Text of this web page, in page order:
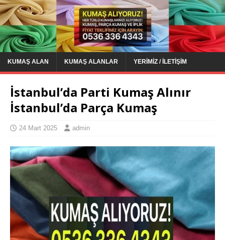
KUMAŞ ALAN KUMAŞ ALANLAR YERIMIZ / İLETIŞIM
İstanbul’da Parti Kumaş Alınır
İstanbul’da Parça Kumaş
24 Mart 2025 admin